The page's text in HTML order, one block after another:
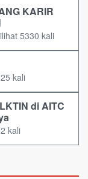
KARIR
5330 kali
kali
di AITC
kali